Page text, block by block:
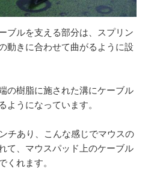
ブルを支える部分は、スプリン
動きに合わせて曲がるように設
の樹脂に施された溝にケーブル
ようになっています。
チあり、こんな感じでマウスの
て、マウスパッド上のケーブル
くれます。